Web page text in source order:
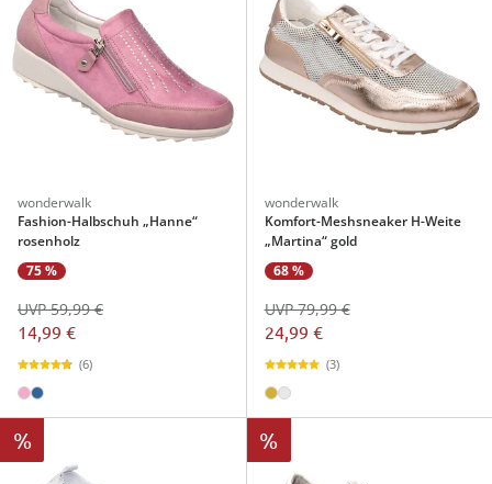
wonderwalk
Fashion-Halbschuh „Hanne“
rosenholz
75 %
14,99 €
UVP 59,99 €
(6)
wonderwalk
Komfort-Meshsneaker H-Weite
„Martina“ gold
68 %
24,99 €
UVP 79,99 €
(3)
% %